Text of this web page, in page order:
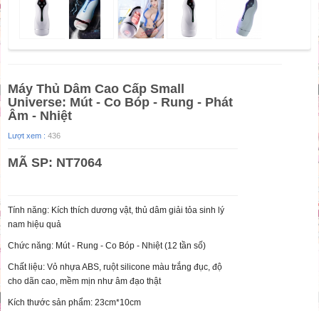
Máy Thủ Dâm Cao Cấp Small
Universe: Mút - Co Bóp - Rung - Phát
Âm - Nhiệt
Lượt xem : 436
MÃ SP: NT7064
Tính năng: Kích thích dương vật, thủ dâm giải tỏa sinh lý
nam hiệu quả
Chức năng: Mút - Rung - Co Bóp - Nhiệt (12 tần số)
Chất liệu: Vỏ nhựa ABS, ruột silicone màu trắng đục, độ
cho dãn cao, mềm mịn như âm đạo thật
Kích thước sản phẩm: 23cm*10cm